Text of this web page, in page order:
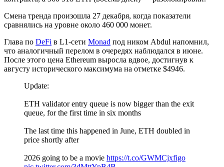
Смена тренда произошла 27 декабря, когда показатели
сравнялись на уровне около 460 000 монет.
Глава по DeFi в L1-сети Monad под ником Abdul напомнил,
что аналогичный перелом в очередях наблюдался в июне.
После этого цена Ethereum выросла вдвое, достигнув к
августу исторического максимума на отметке $4946.
Update:
ETH validator entry queue is now bigger than the exit
queue, for the first time in six months
The last time this happened in June, ETH doubled in
price shortly after
2026 going to be a movie https://t.co/GWMCjxfigo